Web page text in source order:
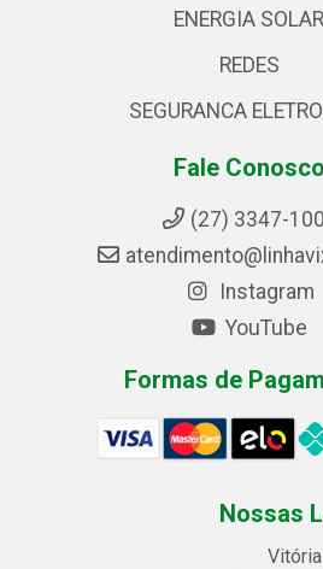
ENERGIA SOLAR
REDES
SEGURANCA
Fale Conosco
(27) 3347-
Instagram
YouTube
Formas de
Nossas
Vitória